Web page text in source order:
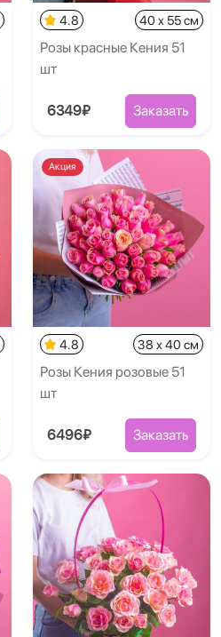
4.8 40 x 55 см
Розы красные Кения 51
шт
6349₽ Заказать
Акция
4.8 38 x 40 см
Розы Кения розовые 51
шт
6496₽ Заказать